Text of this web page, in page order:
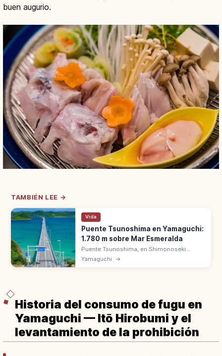
buen augurio.
TAMBIÉN LEE →
Vida
Puente Tsunoshima en Yamaguchi:
1.780 m sobre Mar Esmeralda
Puente Tsunoshima, en Shimonoseki
(Yamaguchi), mide 1.780 m sobre un mar
color esmeralda. Inaugurado en 2000,
Yamaguchi →
Historia del consumo de fugu en
Yamaguchi — Itō Hirobumi y el
levantamiento de la prohibición